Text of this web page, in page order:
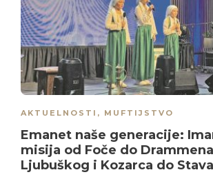
AKTUELNOSTI , MUFTIJSTVO
Emanet naše generacije:
misija od Foče do
Ljubuškog i Kozarca do